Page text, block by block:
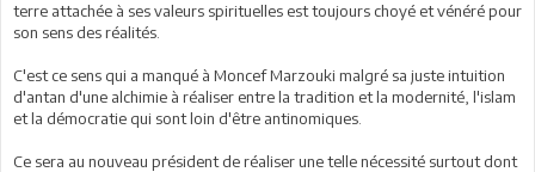
terre attachée à ses valeurs spirituelles est toujours choyé et vénéré pour
son sens des réalités.
C'est ce sens qui a manqué à Moncef Marzouki malgré sa juste intuition
d'antan d'une alchimie à réaliser entre la tradition et la modernité, l'islam
et la démocratie qui sont loin d'être antinomiques.
Ce sera au nouveau président de réaliser une telle nécessité surtout dont